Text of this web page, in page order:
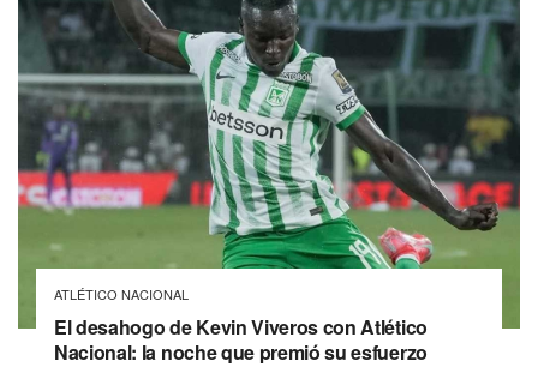
ATLÉTICO NACIONAL
El desahogo de Kevin Viveros con Atlético
Nacional: la noche que premió su esfuerzo